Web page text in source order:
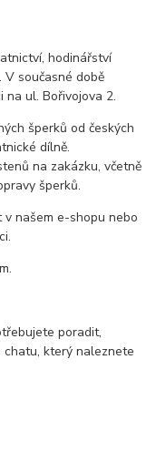
hodinářství
V současné době
na ul. Bořivojova 2.
šperků od českých
dílně.
na zakázku, včetně
šperků.
našem e-shopu nebo
poradit,
který naleznete